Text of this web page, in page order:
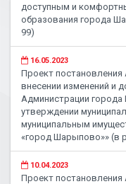
доступным и
образования города
99)
16.05.2023
Проект
внесении изменений и
Администрации
утверждении
муниципальным
«город Шарыпово»» (в
10.04.2023
Проект